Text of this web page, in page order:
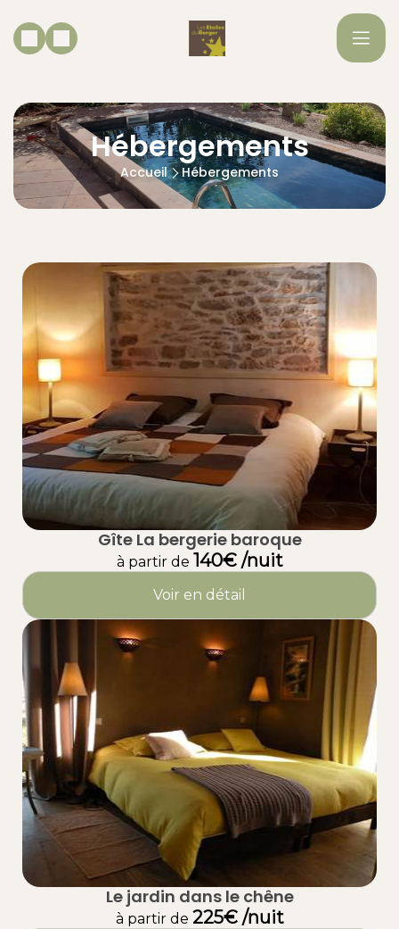
Hébergements
Accueil Hébergements
Gîte La bergerie baroque
à partir de 140€ /nuit
Voir en détail
Le jardin dans le chêne
à partir de 225€ /nuit